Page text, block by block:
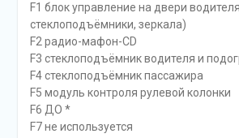
F1 блок управление на двери
стеклoподъёмники, зеркала)
F2 радио-мафон-CD
F3 стеклoподъёмник водителя и
F4 стеклoподъёмник пассажира
F5 модуль контроля рулевой колонки
F6 ДО *
F7 не используется